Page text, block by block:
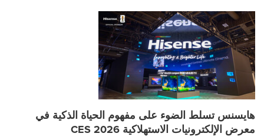
هايسنس تسلط الضوء على مفهوم الحياة الذكية في
معرض الإلكترونيات الاستهلاكية CES 2026